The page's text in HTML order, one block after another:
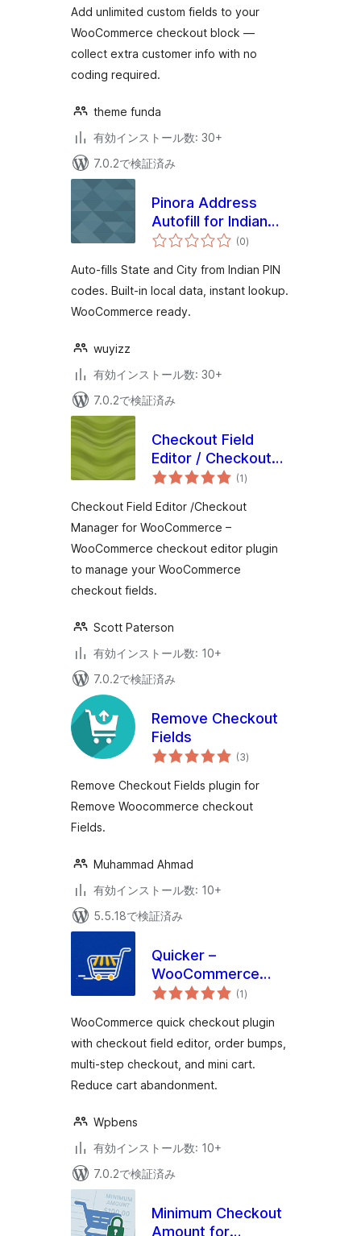
価
Add unlimited custom fields to your
WooCommerce checkout block —
collect extra customer info with no
coding required.
theme funda
有効インストール数: 30+
7.0.2で検証済み
Pinora Address
Autofill for Indian
PIN Codes
(0個
の
価
)
Auto-fills State and City from Indian PIN
codes. Built-in local data, instant lookup.
WooCommerce ready.
wuyizz
有効インストール数: 30+
7.0.2で検証済み
Checkout Field
Editor / Checkout
Manager for (1個
の
価
)
Checkout Field Editor /Checkout
Manager for WooCommerce –
WooCommerce checkout editor plugin
to manage your WooCommerce
checkout fields.
Scott Paterson
有効インストール数: 10+
7.0.2で検証済み
Remove Checkout
Fields
(3個
の
価
)
Remove Checkout Fields plugin for
Remove Woocommerce checkout
Fields.
Muhammad Ahmad
有効インストール数: 10+
5.5.18で検証済み
Quicker –
WooCommerce
Quick Checkout,
Editor & Order
Bumps
(1個
の
価
)
WooCommerce quick checkout plugin
with checkout field editor, order bumps,
multi-step checkout, and mini cart.
Reduce cart abandonment.
Wpbens
有効インストール数: 10+
7.0.2で検証済み
Minimum Checkout
Amount for